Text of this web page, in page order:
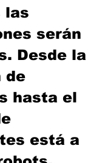
las
serán
Desde la
de
hasta el
está a